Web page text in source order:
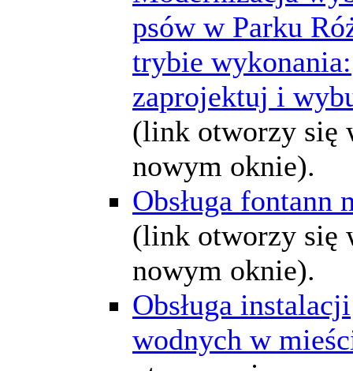
psów w Parku
trybie wykonania:
zaprojektuj i
(link otworzy się
nowym oknie).
Obsługa fontann
(link otworzy się
nowym oknie).
Obsługa instalacji
wodnych w